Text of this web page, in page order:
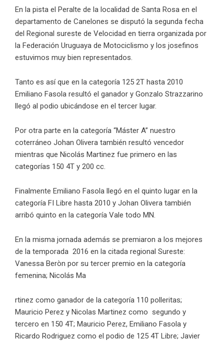
En la pista el Peralte de la localidad de Santa Rosa en el
departamento de Canelones se disputó la segunda fecha
del Regional sureste de Velocidad en tierra organizada por
la Federación Uruguaya de Motociclismo y los josefinos
estuvimos muy bien representados.
Tanto es así que en la categoría 125 2T hasta 2010
Emiliano Fasola resultó el ganador y Gonzalo Strazzarino
llegó al podio ubicándose en el tercer lugar.
Por otra parte en la categoría “Máster A” nuestro
coterráneo Johan Olivera también resultó vencedor
mientras que Nicolás Martinez fue primero en las
categorías 150 4T y 200 cc.
Finalmente Emiliano Fasola llegó en el quinto lugar en la
categoría FI Libre hasta 2010 y Johan Olivera también
arribó quinto en la categoría Vale todo MN.
En la misma jornada además se premiaron a los mejores
de la temporada 2016 en la citada regional Sureste:
Vanessa Beròn por su tercer premio en la categoría
femenina; Nicolás Ma
rtinez como ganador de la categoría 110 polleritas;
Mauricio Perez y Nicolas Martinez como segundo y
tercero en 150 4T; Mauricio Perez, Emiliano Fasola y
Ricardo Rodriguez como el podio de 125 4T Libre; Javier